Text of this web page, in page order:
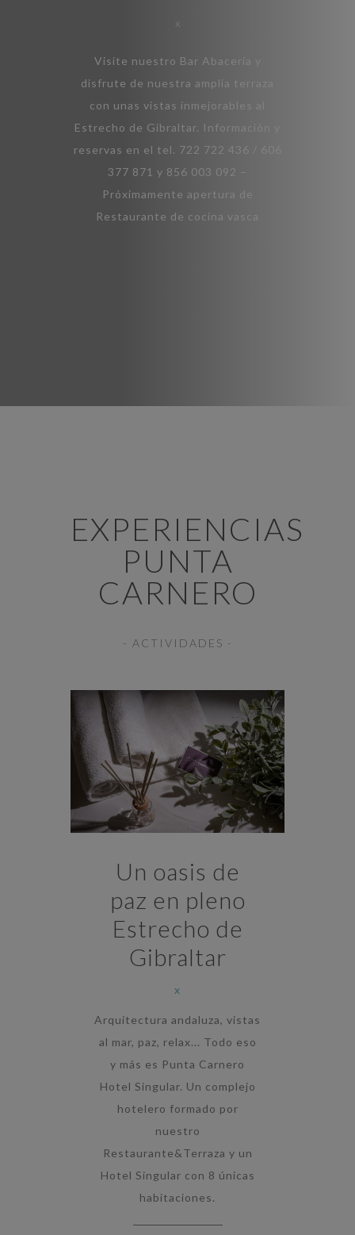
x
Visite nuestro Bar Abacería y
disfrute de nuestra amplia terraza
con unas vistas inmejorables al
Estrecho de Gibraltar. Información y
reservas en el tel. 722 722 436 / 606
377 871 y 856 003 092 –
Próximamente apertura de
Restaurante de cocina vasca
EXPERIENCIAS
PUNTA
CARNERO
- ACTIVIDADES -
Un oasis de
paz en pleno
Estrecho de
Gibraltar
x
Arquitectura andaluza, vistas
al mar, paz, relax... Todo eso
y más es Punta Carnero
Hotel Singular. Un complejo
hotelero formado por
nuestro
Restaurante&Terraza y un
Hotel Singular con 8 únicas
habitaciones.